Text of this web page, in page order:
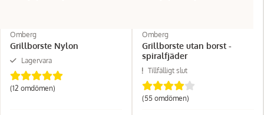
Omberg
Grillborste Nylon
Lagervara
(12 omdömen)
Omberg
Grillborste utan borst -
spiralfjäder
Tillfälligt slut
(55 omdömen)